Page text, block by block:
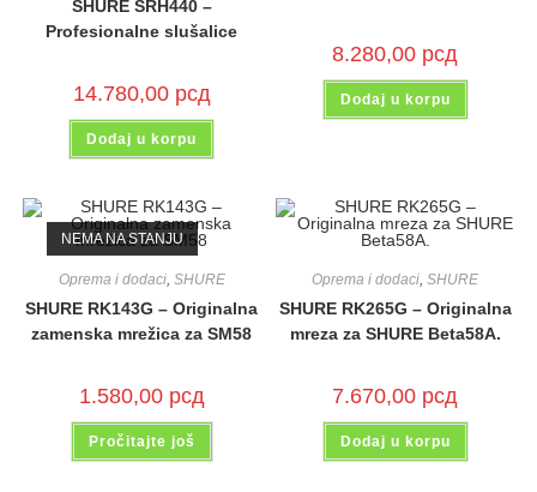
SHURE SRH440 –
Profesionalne slušalice
14.780,00 рсд
Dodaj u korpu
8.280,00 рсд
Dodaj u korpu
NEMA NA STANJU
Oprema i dodaci, SHURE
SHURE RK143G – Originalna
zamenska mrežica za SM58
1.580,00 рсд
Pročitajte još
Oprema i dodaci,SHURE
SHURE RK265G – Originalna
mreza za SHURE Beta58A.
7.670,00 рсд
Dodaj u korpu